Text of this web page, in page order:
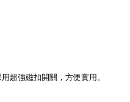
超強磁扣開關，方便實用。